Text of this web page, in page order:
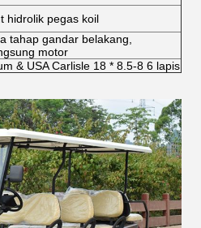
hidrolik pegas koil
tahap gandar belakang,
motor
& USA Carlisle 18 * 8.5-8 6 lapis